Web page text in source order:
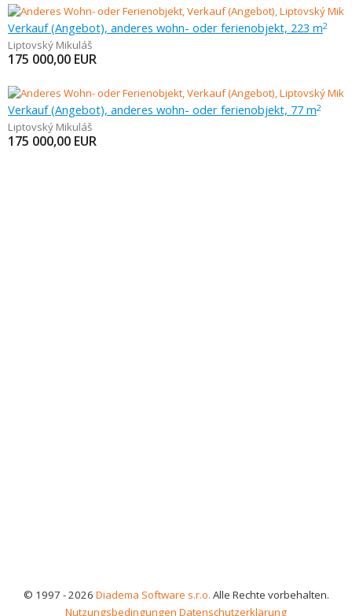
Verkauf (Angebot), anderes wohn- oder ferienobjekt, 223 m2
Liptovský Mikuláš
175 000,00 EUR
Verkauf (Angebot), anderes wohn- oder ferienobjekt, 77 m2
Liptovský Mikuláš
175 000,00 EUR
© 1997 - 2026 Diadema Software s.r.o. Alle Rechte vorbehalten.
Nutzungsbedingungen Datenschutzerklärung